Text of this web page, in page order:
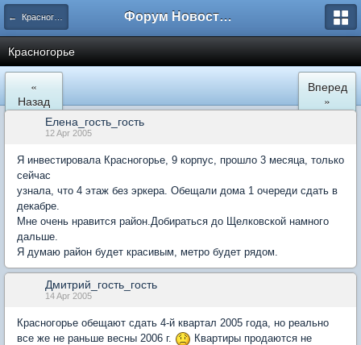
← Красногорск Форум Новостройки
Красногорье
«
Назад
Вперед
»
Елена_гость_гость
12 Apr 2005
Я инвестировала Красногорье, 9 корпус, прошло 3 месяца, только
сейчас
узнала, что 4 этаж без эркера. Обещали дома 1 очереди сдать в
декабре.
Мне очень нравится район.Добираться до Щелковской намного
дальше.
Я думаю район будет красивым, метро будет рядом.
Дмитрий_гость_гость
14 Apr 2005
Красногорье обещают сдать 4-й квартал 2005 года, но реально
все же не раньше весны 2006 г.
Квартиры продаются не